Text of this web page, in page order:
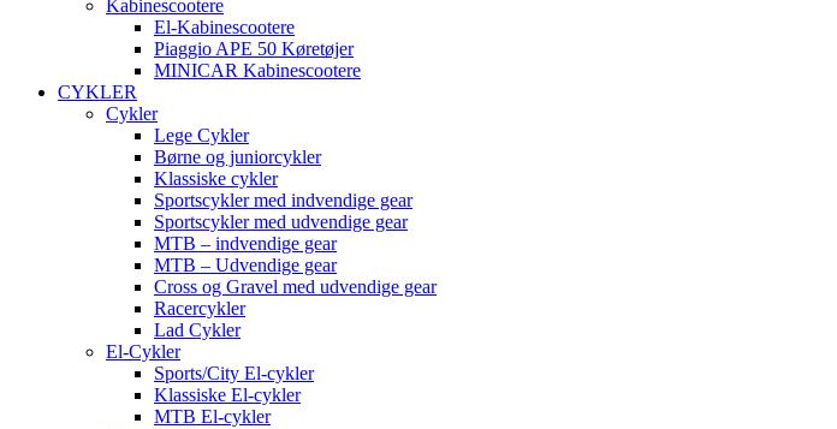
Kabinescootere
El-Kabinescootere
Piaggio APE 50 Køretøjer
MINICAR Kabinescootere
CYKLER
Cykler
Lege Cykler
Børne og juniorcykler
Klassiske cykler
Sportscykler med indvendige gear
Sportscykler med udvendige gear
MTB – indvendige gear
MTB – Udvendige gear
Cross og Gravel med udvendige gear
Racercykler
Lad Cykler
El-Cykler
Sports/City El-cykler
Klassiske El-cykler
MTB El-cykler